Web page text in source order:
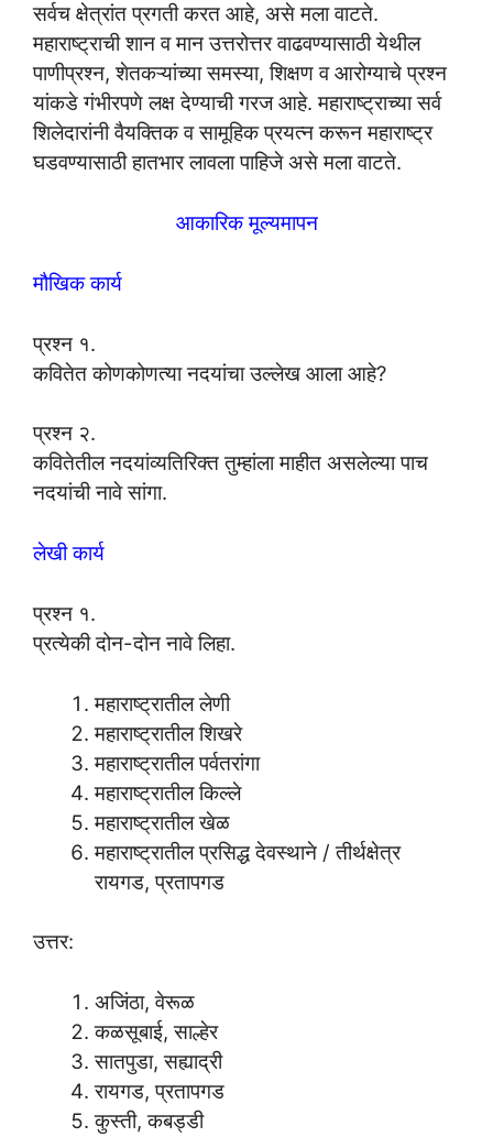
सर्वच क्षेत्रांत प्रगती करत आहे, असे मला वाटते.
महाराष्ट्राची शान व मान उत्तरोत्तर वाढवण्यासाठी येथील
पाणीप्रश्न, शेतकऱ्यांच्या समस्या, शिक्षण व आरोग्याचे प्रश्न
यांकडे गंभीरपणे लक्ष देण्याची गरज आहे. महाराष्ट्राच्या सर्व
शिलेदारांनी वैयक्तिक व सामूहिक प्रयत्न करून महाराष्ट्र
घडवण्यासाठी हातभार लावला पाहिजे असे मला वाटते.
आकारिक मूल्यमापन
मौखिक कार्य
प्रश्न १.
कवितेत कोणकोणत्या नदयांचा उल्लेख आला आहे?
प्रश्न २.
कवितेतील नदयांव्यतिरिक्त तुम्हांला माहीत असलेल्या पाच
नदयांची नावे सांगा.
लेखी कार्य
प्रश्न १.
प्रत्येकी दोन-दोन नावे लिहा.
महाराष्ट्रातील लेणी
महाराष्ट्रातील शिखरे
महाराष्ट्रातील पर्वतरांगा
महाराष्ट्रातील किल्ले
महाराष्ट्रातील खेळ
महाराष्ट्रातील प्रसिद्ध देवस्थाने / तीर्थक्षेत्र
रायगड, प्रतापगड
उत्तर:
अजिंठा, वेरूळ
कळसूबाई, साल्हेर
सातपुडा, सह्याद्री
रायगड, प्रतापगड
कुस्ती, कबड्डी